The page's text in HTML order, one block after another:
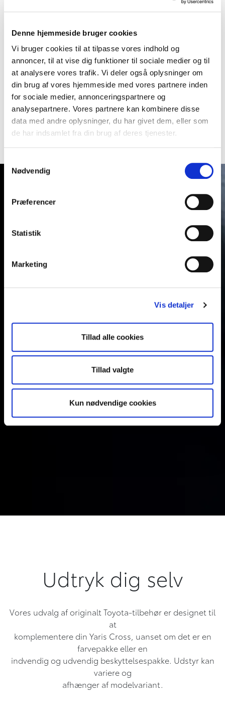
Denne hjemmeside bruger cookies
Vi bruger cookies til at tilpasse vores indhold og
annoncer, til at vise dig funktioner til sociale medier og til
at analysere vores trafik. Vi deler også oplysninger om
din brug af vores hjemmeside med vores partnere inden
for sociale medier, annonceringspartnere og
analysepartnere. Vores partnere kan kombinere disse
data med andre oplysninger, du har givet dem, eller som
de har indsamlet fra din brug af deres tjenester.
Nødvendig
Præferencer
Statistik
Marketing
Vis detaljer
Tillad alle cookies
Tillad valgte
Kun nødvendige cookies
Altid forbundet
Yaris Cross kommer med intuitiv teknologi. Tag dit
digitale liv med på turen med
Toyota Smart Connect med trådløs forbindelse og
multimedietouchskærm. Udstyr
kan variere og afhænger af modelvariant.
Udtryk dig selv
Vores udvalg af originalt Toyota-tilbehør er designet til
at
komplementere din Yaris Cross, uanset om det er en
farvepakke eller en
indvendig og udvendig beskyttelsespakke. Udstyr kan
variere og
afhænger af modelvariant.